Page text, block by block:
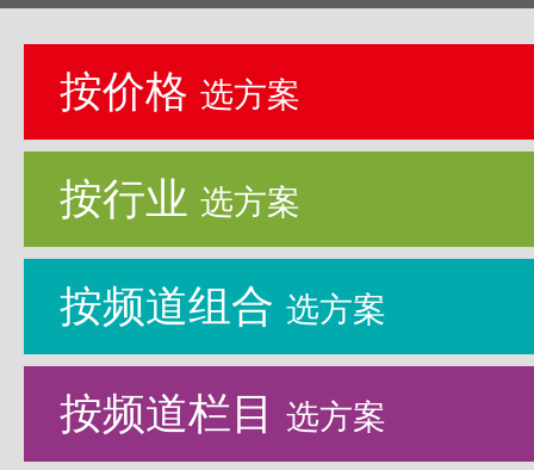
按价格 选方案
按行业 选方案
按频道组合 选方案
按频道栏目 选方案